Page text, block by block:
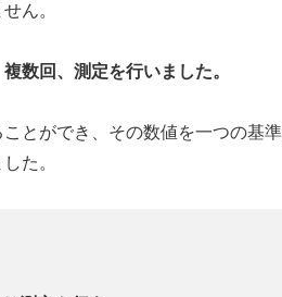
ん。
数回、測定を行いました。
とができ、その数値を一つの基準
た。